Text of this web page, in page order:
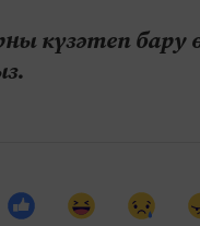
күзәтеп бару